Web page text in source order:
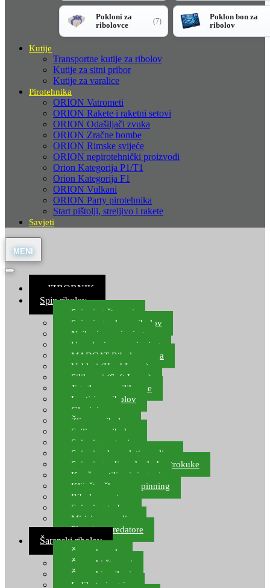
Pokloni za
ribolovce
(7)
Poklon bon za
ribolov
Kutije
Transportne kutije za ribolov
Kutije za sitni pribor
Kutije za varalice
Pirotehnika
ORION Vatrometi
ORION Rakete i raketni setovi
ORION Odašiljači zvuka
ORION Zračne bombe
ORION Rimske svijeće
ORION nepirotehnički proizvodi
Orion Kategorija P1/T1
Orion Kategorija F1
ORION Vulkani
ORION Party pirotehnika
Start pištolji, streljivo i rakete
Savjeti
≡ IZBORNIK
Spin ribolov
Spinning štapovi
Spinning role za ribolov
Najloni za spinning
Upredenice za spinning
MADCAT Ribolov soma
Vobleri (Hard Lures)
Silikonci (Soft Lures)
Jig glave za silikonce
Leptiri za ribolov
Glavinjare
Žlice za ribolov
Sajlice za ribolov
Spinning setovi
Spinning kompleti varalica
Spinning udice, dvokuke, trokuke
Kopče, vrtilice i ringovi
Kliješta, škare za spinning
Ribolov pastrve
Spinning torbe
Mirisi za varalice
Plovci za predatore
Šaranski ribolov
Šaranske role
Šaranski štapovi
Šaranski najloni
Indikatori ugriza